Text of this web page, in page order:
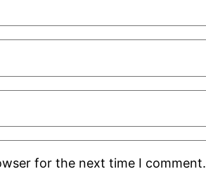
for the next time I comment.